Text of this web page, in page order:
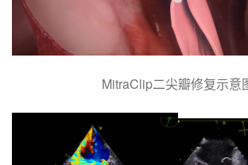
MitraClip二尖瓣修复示意